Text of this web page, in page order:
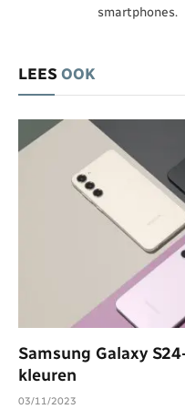
smartphones.
LEES OOK
Samsung Galaxy
kleuren
03/11/2023